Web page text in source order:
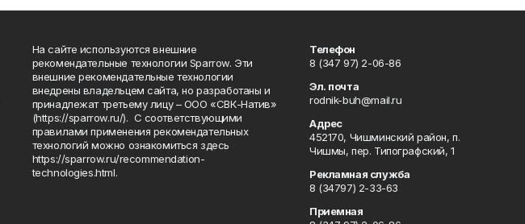
На сайте используются внешние
рекомендательные технологии Sparrow. Эти
внешние рекомендательные технологии
внедрены владельцем сайта, но разработаны и
принадлежат третьему лицу – ООО «СВК-Натив»
(https://sparrow.ru/). С соответствующими
правилами применения рекомендательных
технологий можно ознакомиться здесь
https://sparrow.ru/recommendation-
technologies.html.
Телефон
8 (347 97) 2-06-86
Эл. почта
rodnik-buh@mail.ru
Адрес
452170, Чишминский район, п.
Чишмы, пер. Типографский, 1
Рекламная служба
8 (34797) 2-33-63
Приемная